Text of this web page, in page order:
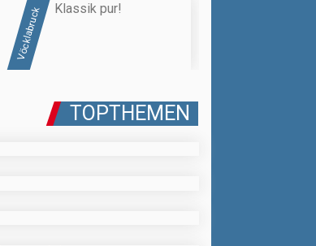
Vöcklabruck Klassik pur!
TOPTHEMEN